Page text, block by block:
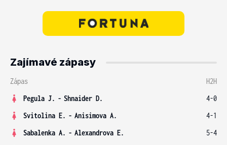
Zajímavé zápasy
Zápas
H2H
Pegula J. - Shnaider D.
4-0
Svitolina E. - Anisimova A.
4-1
Sabalenka A. - Alexandrova E.
5-4